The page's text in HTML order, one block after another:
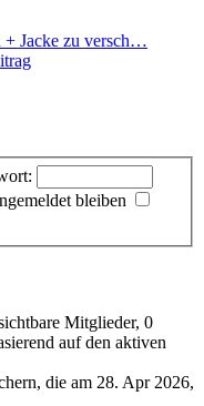
+ Jacke zu versch…
bleiben
Mitglieder, 0
auf den aktiven
die am 28. Apr 2026,